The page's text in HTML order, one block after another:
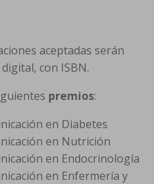
aceptadas serán
con ISBN.
premios:
en Diabetes
en Nutrición
en Endocrinología
en Enfermería y